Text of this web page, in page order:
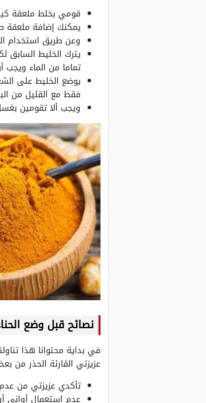
قومي بخلط ملعقة
يمكنك إضافة ملعقة
وعن طريق استخدام
يترك الخليط
تماما من الماء
يوضع الخليط على
فقط مع القليل من
ويجب ألا تقومين
نصائح قبل وضع
في بداية محتوانا هذا
عزيزتي القارئة الحذر من
تأكدي عزيزتي من
عدم استعمال أواني